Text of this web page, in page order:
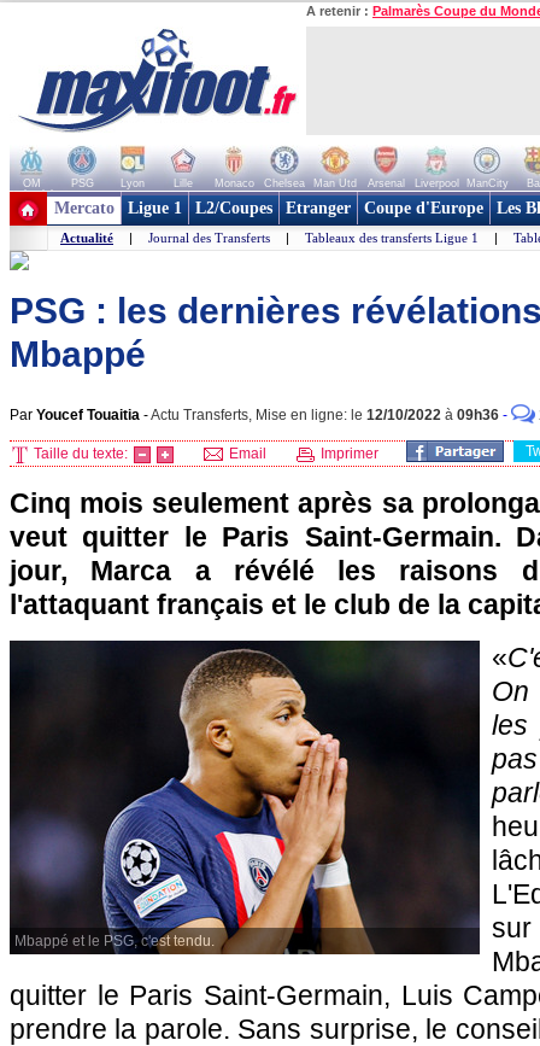
A retenir : Palmarès Coupe du
OM PSG Lyon Lille Monaco Chelsea Man Utd Arsenal Liverpool ManCity
+ de clubs
Mercato Ligue 1 L2/Coupes Etranger Coupe d'Europe Les
Actualité | Journal des Transferts | Tableaux des transferts Ligue 1 |
PSG : les dernières
Mbappé
Par Youcef Touaitia -Actu Transferts, Mise en ligne: le 12/10/2022 à 09h36 -
Taille du texte: Email Imprimer
Cinq mois seulement après sa
veut quitter le Paris Saint-Germain.
jour, Marca a révélé les raisons
l'attaquant français et le club de la
Mbappé et le PSG, c'est tendu.
«
On
les
sur
quitter le Paris Saint-Germain, Luis
prendre la parole. Sans surprise, le